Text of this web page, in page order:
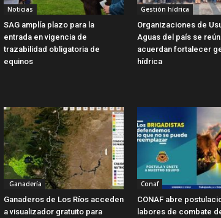
Noticias
SAG amplía plazo para la
entrada en vigencia de
trazabilidad obligatoria de
equinos
Gestión hídrica
Organizaciones de
Aguas del país se
acuerdan fortalecer
hídrica
Ganadería
Ganaderos de Los Ríos acceden
a visualizador gratuito para
Conaf
CONAF abre
labores de combate